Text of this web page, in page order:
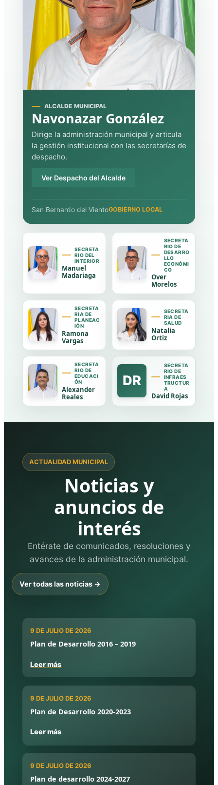
ALCALDE MUNICIPAL
Navonazar González
Dirige la administración municipal y articula
la gestión institucional con las secretarías de
despacho.
Ver Despacho del Alcalde
San Bernardo del VientoGOBIERNO LOCAL
SECRETA
RIO DEL
INTERIOR
Manuel
Madariaga
SECRETA
RIO DE
DESARRO
LLO
ECONÓMI
CO
Over
Morelos
SECRETA
RIA DE
PLANEAC
IÓN
Ramona
Vargas
SECRETA
RIA DE
SALUD
Natalia
Ortiz
SECRETA
RIO DE
EDUCACI
ÓN
Alexander
Reales
DR
SECRETA
RIO DE
INFRAES
TRUCTUR
A
David Rojas
ACTUALIDAD MUNICIPAL
Noticias y
anuncios de
interés
Entérate de comunicados, resoluciones y
avances de la administración municipal.
Ver todas las noticias →
9 DE JULIO DE 2026
Plan de Desarrollo 2016 – 2019
Leer más
9 DE JULIO DE 2026
Plan de Desarrollo 2020-2023
Leer más
9 DE JULIO DE 2026
Plan de desarrollo 2024-2027